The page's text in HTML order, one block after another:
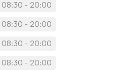
08:30 - 20:00
08:30 - 20:00
08:30 - 20:00
08:30 - 20:00